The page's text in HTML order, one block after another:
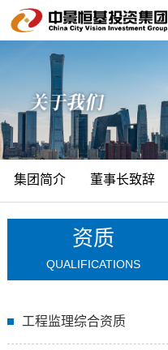
集团简介 董事长致辞
资质
QUALIFICATIONS
工程监理综合资质